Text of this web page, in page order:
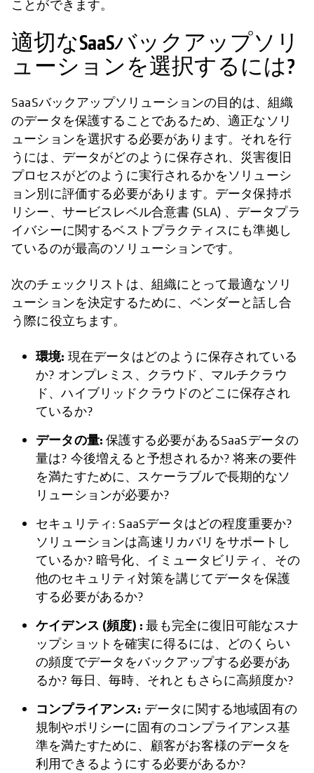
ことができます。
適切なSaaSバックアップソリ
ューションを選択するには?
SaaSバックアップソリューションの目的は、組織
のデータを保護することであるため、適正なソリ
ューションを選択する必要があります。それを行
うには、データがどのように保存され、災害復旧
プロセスがどのように実行されるかをソリューシ
ョン別に評価する必要があります。データ保持ポ
リシー、サービスレベル合意書 (SLA) 、データプラ
イバシーに関するベストプラクティスにも準拠し
ているのが最高のソリューションです。
次のチェックリストは、組織にとって最適なソリ
ューションを決定するために、ベンダーと話し合
う際に役立ちます。
環境: 現在データはどのように保存されている
か? オンプレミス、クラウド、マルチクラウ
ド、ハイブリッドクラウドのどこに保存され
ているか?
データの量:保護する必要があるSaaSデータの
量は? 今後増えると予想されるか? 将来の要件
を満たすために、スケーラブルで長期的なソ
リューションが必要か?
セキュリティ: SaaSデータはどの程度重要か?
ソリューションは高速リカバリをサポートし
ているか? 暗号化、イミュータビリティ、その
他のセキュリティ対策を講じてデータを保護
する必要があるか?
ケイデンス (頻度) : 最も完全に復旧可能なスナ
ップショットを確実に得るには、どのくらい
の頻度でデータをバックアップする必要があ
るか? 毎日、毎時、それともさらに高頻度か?
コンプライアンス: データに関する地域固有の
規制やポリシーに固有のコンプライアンス基
準を満たすために、顧客がお客様のデータを
利用できるようにする必要があるか?